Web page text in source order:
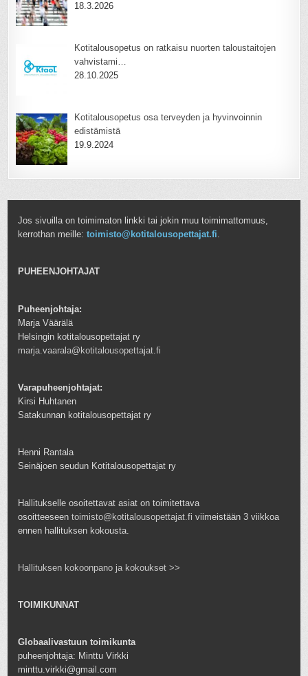
18.3.2026
Kotitalousopetus on ratkaisu nuorten taloustaitojen
vahvistami…
28.10.2025
Kotitalousopetus osa terveyden ja hyvinvoinnin
edistämistä
19.9.2024
Jos sivuilla on toimimaton linkki tai jokin muu toimimattomuus,
kerrothan meille:toimisto@kotitalousopettajat.fi.
PUHEENJOHTAJAT
Puheenjohtaja:
Marja Väärälä
Helsingin kotitalousopettajat ry
marja.vaarala@kotitalousopettajat.fi
Varapuheenjohtajat:
Kirsi Huhtanen
Satakunnan kotitalousopettajat ry
Henni Rantala
Seinäjoen seudun Kotitalousopettajat ry
Hallitukselle osoitettavat asiat on toimitettava
osoitteeseentoimisto@kotitalousopettajat.fi viimeistään 3 viikkoa
ennen hallituksen kokousta.
Hallituksen kokoonpano ja kokoukset >>
TOIMIKUNNAT
Globaalivastuun toimikunta
puheenjohtaja: Minttu Virkki
minttu.virkki@gmail.com